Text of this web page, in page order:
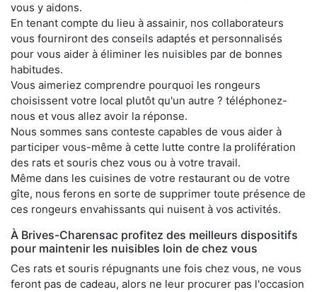
vous y aidons.
En tenant compte du lieu à assainir, nos collaborateurs
vous fourniront des conseils adaptés et personnalisés
pour vous aider à éliminer les nuisibles par de bonnes
habitudes.
Vous aimeriez comprendre pourquoi les rongeurs
choisissent votre local plutôt qu'un autre ? téléphonez-
nous et vous allez avoir la réponse.
Nous sommes sans conteste capables de vous aider à
participer vous-même à cette lutte contre la prolifération
des rats et souris chez vous ou à votre travail.
Même dans les cuisines de votre restaurant ou de votre
gîte, nous ferons en sorte de supprimer toute présence de
ces rongeurs envahissants qui nuisent à vos activités.
À Brives-Charensac profitez des meilleurs dispositifs
pour maintenir les nuisibles loin de chez vous
Ces rats et souris répugnants une fois chez vous, ne vous
feront pas de cadeau, alors ne leur procurer pas l'occasion